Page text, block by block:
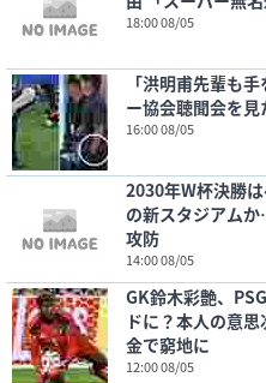
18:00 08/05
「洪明甫先輩も
ー協会聴聞会を
16:00 08/05
2030年W杯決勝
の新スタジアム
攻防
14:00 08/05
GK鈴木彩艶、
ドに？本人の意
金で窮地に
12:00 08/05